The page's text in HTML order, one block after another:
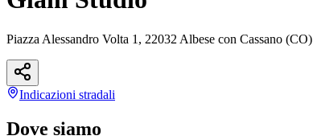
Piazza Alessandro Volta 1, 22032 Albese con Cassano (CO)
Indicazioni stradali
Dove siamo